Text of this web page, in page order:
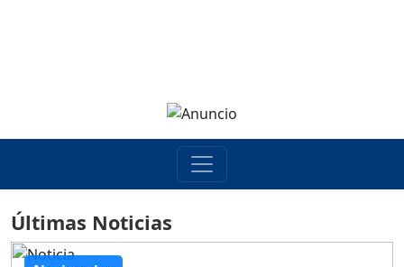
Últimas Noticias